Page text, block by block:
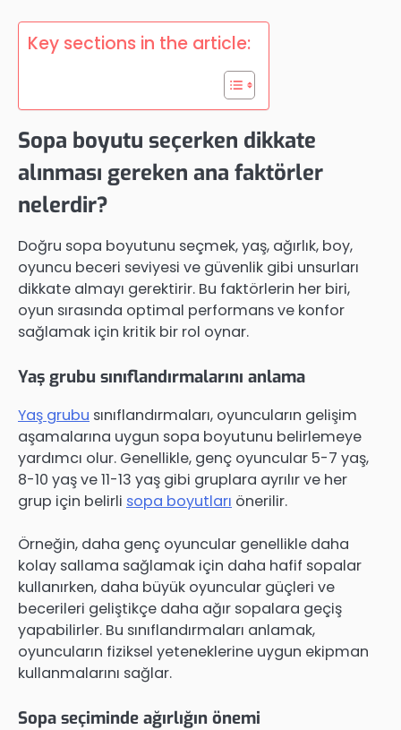
Key sections in the article:
Sopa boyutu seçerken dikkate
alınması gereken ana faktörler
nelerdir?
Doğru sopa boyutunu seçmek, yaş, ağırlık, boy,
oyuncu beceri seviyesi ve güvenlik gibi unsurları
dikkate almayı gerektirir. Bu faktörlerin her biri,
oyun sırasında optimal performans ve konfor
sağlamak için kritik bir rol oynar.
Yaş grubu sınıflandırmalarını anlama
Yaş grubu sınıflandırmaları, oyuncuların gelişim
aşamalarına uygun sopa boyutunu belirlemeye
yardımcı olur. Genellikle, genç oyuncular 5-7 yaş,
8-10 yaş ve 11-13 yaş gibi gruplara ayrılır ve her
grup için belirli sopa boyutları önerilir.
Örneğin, daha genç oyuncular genellikle daha
kolay sallama sağlamak için daha hafif sopalar
kullanırken, daha büyük oyuncular güçleri ve
becerileri geliştikçe daha ağır sopalara geçiş
yapabilirler. Bu sınıflandırmaları anlamak,
oyuncuların fiziksel yeteneklerine uygun ekipman
kullanmalarını sağlar.
Sopa seçiminde ağırlığın önemi